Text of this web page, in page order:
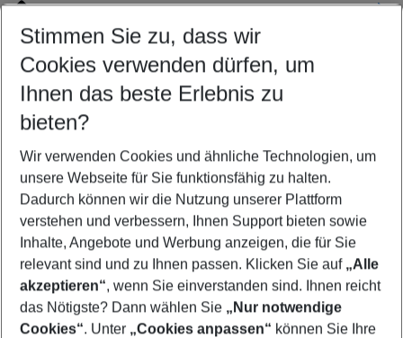
Location
Customize your offer
Find the perfect deal which suits your best
Your departure airport
Any airport
Select your date range
10/08/26–08/08/27 5-8 nights
Who will travel
2 adults No children
Show more filter
Stimmen Sie zu, dass wir
Cookies verwenden dürfen, um
Ihnen das beste Erlebnis zu
bieten?
Wir verwenden Cookies und ähnliche Technologien, um
unsere Webseite für Sie funktionsfähig zu halten.
Dadurch können wir die Nutzung unserer Plattform
verstehen und verbessern, Ihnen Support bieten sowie
Inhalte, Angebote und Werbung anzeigen, die für Sie
relevant sind und zu Ihnen passen. Klicken Sie auf „Alle
akzeptieren“, wenn Sie einverstanden sind. Ihnen reicht
das Nötigste? Dann wählen Sie „Nur notwendige
Cookies“. Unter „Cookies anpassen“ können Sie Ihre